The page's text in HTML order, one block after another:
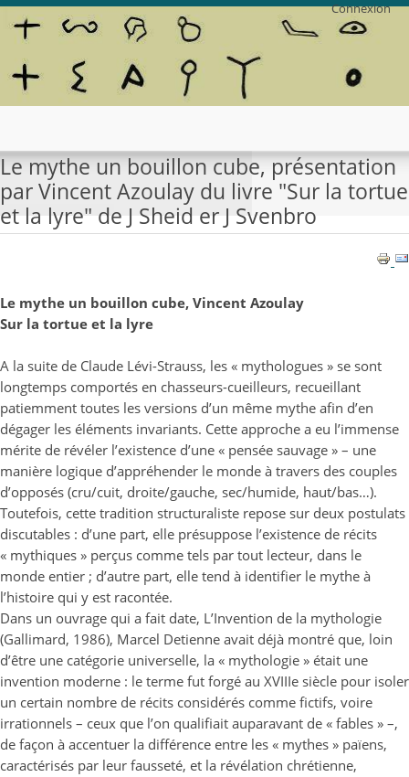
Connexion
Le mythe un bouillon cube, présentation
par Vincent Azoulay du livre "Sur la tortue
et la lyre" de J Sheid er J Svenbro
Le mythe un bouillon cube, Vincent Azoulay
Sur la tortue et la lyre
A la suite de Claude Lévi-Strauss, les « mythologues » se sont
longtemps comportés en chasseurs-cueilleurs, recueillant
patiemment toutes les versions d’un même mythe afin d’en
dégager les éléments invariants. Cette approche a eu l’immense
mérite de révéler l’existence d’une « pensée sauvage » – une
manière logique d’appréhender le monde à travers des couples
d’opposés (cru/cuit, droite/gauche, sec/humide, haut/bas…).
Toutefois, cette tradition structuraliste repose sur deux postulats
discutables : d’une part, elle présuppose l’existence de récits
« mythiques » perçus comme tels par tout lecteur, dans le
monde entier ; d’autre part, elle tend à identifier le mythe à
l’histoire qui y est racontée.
Dans un ouvrage qui a fait date, L’Invention de la mythologie
(Gallimard, 1986), Marcel Detienne avait déjà montré que, loin
d’être une catégorie universelle, la « mythologie » était une
invention moderne : le terme fut forgé au XVIIIe siècle pour isoler
un certain nombre de récits considérés comme fictifs, voire
irrationnels – ceux que l’on qualifiait auparavant de « fables » –,
de façon à accentuer la différence entre les « mythes » païens,
caractérisés par leur fausseté, et la révélation chrétienne,